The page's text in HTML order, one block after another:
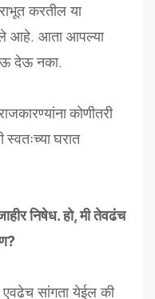
करतील या
केले आहे. आता आपल्या
देऊ नका.
कोणीतरी
स्वतःच्या घरात
निषेध. हो, मी तेवढंच
सांगता येईल की